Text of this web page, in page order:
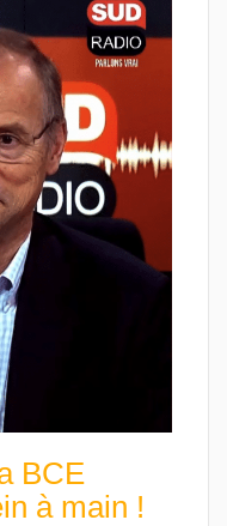
BCE
à main !